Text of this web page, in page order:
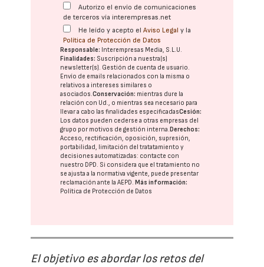
Autorizo el envío de comunicaciones
de terceros vía interempresas.net
He leído y acepto elAviso Legal y la
Política de Protección de Datos
Responsable: Interempresas Media, S.L.U.
Finalidades: Suscripción a nuestra(s)
newsletter(s). Gestión de cuenta de usuario.
Envío de emails relacionados con la misma o
relativos a intereses similares o
asociados.Conservación: mientras dure la
relación con Ud., o mientras sea necesario para
llevar a cabo las finalidades especificadasCesión:
Los datos pueden cederse a otras empresas del
grupo por motivos de gestión interna. Derechos:
Acceso, rectificación, oposición, supresión,
portabilidad, limitación del tratatamiento y
decisiones automatizadas: contacte con
nuestro DPD. Si considera que el tratamiento no
se ajusta a la normativa vigente, puede presentar
reclamación ante laAEPD. Más información:
Política de Protección de Datos
El objetivo es abordar los retos del